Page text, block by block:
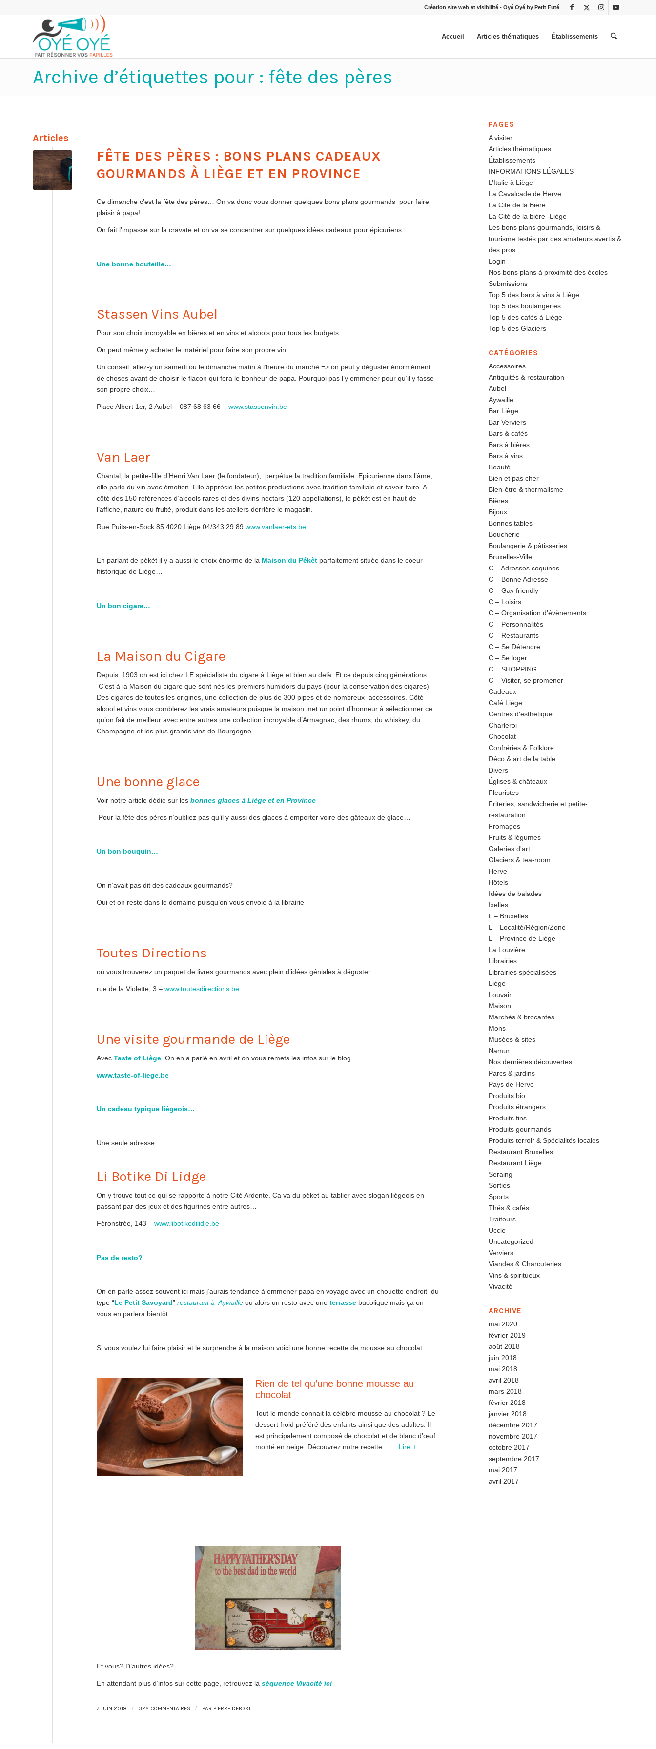
Création site web et visibilité - Oyé Oyé by Petit Futé
Accueil Articles thématiques Établissements
Archive d’étiquettes pour : fête des pères
Articles
FÊTE DES PÈRES : BONS PLANS CADEAUX
GOURMANDS À LIÈGE ET EN PROVINCE
Ce dimanche c’est la fête des pères… On va donc vous donner quelques bons plans gourmands pour faire
plaisir à papa!
On fait l’impasse sur la cravate et on va se concentrer sur quelques idées cadeaux pour épicuriens.
Une bonne bouteille…
Stassen Vins Aubel
Pour son choix incroyable en bières et en vins et alcools pour tous les budgets.
On peut même y acheter le matériel pour faire son propre vin.
Un conseil: allez-y un samedi ou le dimanche matin à l’heure du marché => on peut y déguster énormément
de choses avant de choisir le flacon qui fera le bonheur de papa. Pourquoi pas l’y emmener pour qu’il y fasse
son propre choix…
Place Albert 1er, 2 Aubel – 087 68 63 66 – www.stassenvin.be
Van Laer
Chantal, la petite-fille d’Henri Van Laer (le fondateur), perpétue la tradition familiale. Epicurienne dans l’âme,
elle parle du vin avec émotion. Elle apprécie les petites productions avec tradition familiale et savoir-faire. A
côté des 150 références d’alcools rares et des divins nectars (120 appellations), le pékèt est en haut de
l’affiche, nature ou fruité, produit dans les ateliers derrière le magasin.
Rue Puits-en-Sock 85 4020 Liège 04/343 29 89 www.vanlaer-ets.be
En parlant de pékèt il y a aussi le choix énorme de la Maison du Pékèt parfaitement située dans le coeur
historique de Liège…
Un bon cigare…
La Maison du Cigare
Depuis 1903 on est ici chez LE spécialiste du cigare à Liège et bien au delà. Et ce depuis cinq générations.
C’est à la Maison du cigare que sont nés les premiers humidors du pays (pour la conservation des cigares).
Des cigares de toutes les origines, une collection de plus de 300 pipes et de nombreux accessoires. Côté
alcool et vins vous comblerez les vrais amateurs puisque la maison met un point d’honneur à sélectionner ce
qu’on fait de meilleur avec entre autres une collection incroyable d’Armagnac, des rhums, du whiskey, du
Champagne et les plus grands vins de Bourgogne.
Une bonne glace
Voir notre article dédié sur les bonnes glaces à Liège et en Province
Pour la fête des pères n’oubliez pas qu’il y aussi des glaces à emporter voire des gâteaux de glace…
Un bon bouquin…
On n’avait pas dit des cadeaux gourmands?
Oui et on reste dans le domaine puisqu’on vous envoie à la librairie
Toutes Directions
où vous trouverez un paquet de livres gourmands avec plein d’idées géniales à déguster…
rue de la Violette, 3 – www.toutesdirections.be
Une visite gourmande de Liège
Avec Taste of Liège . On en a parlé en avril et on vous remets les infos sur le blog…
www.taste-of-liege.be
Un cadeau typique liégeois…
Une seule adresse
Li Botike Di Lidge
On y trouve tout ce qui se rapporte à notre Cité Ardente. Ca va du péket au tablier avec slogan liégeois en
passant par des jeux et des figurines entre autres…
Féronstrée, 143 – www.libotikedilidje.be
Pas de resto?
On en parle assez souvent ici mais j’aurais tendance à emmener papa en voyage avec un chouette endroit du
type “Le Petit Savoyard” restaurant à Aywaille ou alors un resto avec une terrasse bucolique mais ça on
vous en parlera bientôt…
Si vous voulez lui faire plaisir et le surprendre à la maison voici une bonne recette de mousse au chocolat…
Rien de tel qu’une bonne mousse au
chocolat
Tout le monde connait la célèbre mousse au chocolat ? Le
dessert froid préféré des enfants ainsi que des adultes. Il
est principalement composé de chocolat et de blanc d’œuf
monté en neige. Découvrez notre recette…
... Lire +
Et vous? D’autres idées?
En attendant plus d’infos sur cette page, retrouvez la séquence Vivacité ici
7 JUIN 2018 / 322 COMMENTAIRES / PAR PIERRE DEBSKI
PAGES
A visiter
Articles thématiques
Établissements
INFORMATIONS LÉGALES
L’Italie à Liège
La Cavalcade de Herve
La Cité de la Bière
La Cité de la bière -Liège
Les bons plans gourmands, loisirs &
tourisme testés par des amateurs avertis &
des pros
Login
Nos bons plans à proximité des écoles
Submissions
Top 5 des bars à vins à Liège
Top 5 des boulangeries
Top 5 des cafés à Liège
Top 5 des Glaciers
CATÉGORIES
Accessoires
Antiquités & restauration
Aubel
Aywaille
Bar Liège
Bar Verviers
Bars & cafés
Bars à bières
Bars à vins
Beauté
Bien et pas cher
Bien-être & thermalisme
Bières
Bijoux
Bonnes tables
Boucherie
Boulangerie & pâtisseries
Bruxelles-Ville
C – Adresses coquines
C – Bonne Adresse
C – Gay friendly
C – Loisirs
C – Organisation d’évènements
C – Personnalités
C – Restaurants
C – Se Détendre
C – Se loger
C – SHOPPING
C – Visiter, se promener
Cadeaux
Café Liège
Centres d'esthétique
Charleroi
Chocolat
Confréries & Folklore
Déco & art de la table
Divers
Églises & châteaux
Fleuristes
Friteries, sandwicherie et petite-
restauration
Fromages
Fruits & légumes
Galeries d'art
Glaciers & tea-room
Herve
Hôtels
Idées de balades
Ixelles
L – Bruxelles
L – Localité/Région/Zone
L – Province de Liège
La Louvière
Librairies
Librairies spécialisées
Liège
Louvain
Maison
Marchés & brocantes
Mons
Musées & sites
Namur
Nos dernières découvertes
Parcs & jardins
Pays de Herve
Produits bio
Produits étrangers
Produits fins
Produits gourmands
Produits terroir & Spécialités locales
Restaurant Bruxelles
Restaurant Liège
Seraing
Sorties
Sports
Thés & cafés
Traiteurs
Uccle
Uncategorized
Verviers
Viandes & Charcuteries
Vins & spiritueux
Vivacité
ARCHIVE
mai 2020
février 2019
août 2018
juin 2018
mai 2018
avril 2018
mars 2018
février 2018
janvier 2018
décembre 2017
novembre 2017
octobre 2017
septembre 2017
mai 2017
avril 2017